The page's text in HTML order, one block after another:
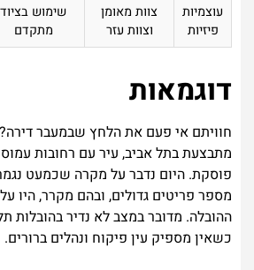
עוצמיות
פיזיות
צוות מאומן
וצוות עזר
שימוש בציוד
מתקדם
דוגמאות
חוויתם אי פעם את הלחץ שבמעבר
מתבצעת בתל אביב, עיר עם רחובות
פוסקת. היום נדבר על מקרה שכמעט
מספר פריטים גדולים, ובהם מקרר, היו
ההובלה. מדובר במצב לא נדיר בהובלות
כשאין מספיק עין פיקוח ונהלים ברורים.